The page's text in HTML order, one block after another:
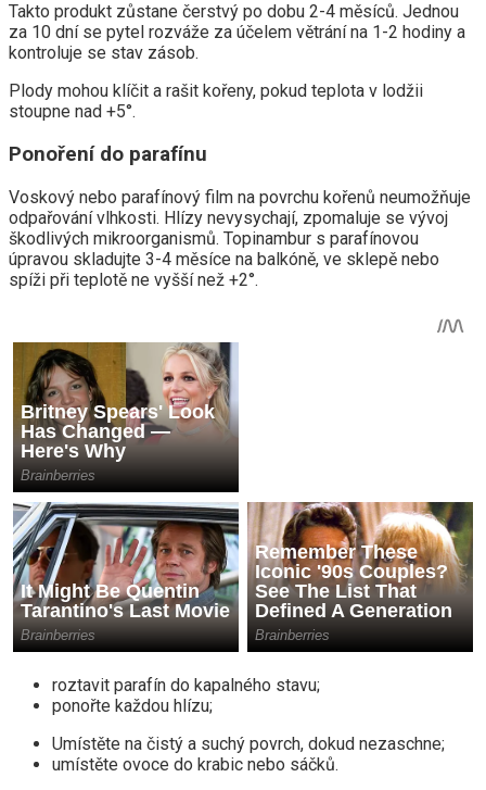
Takto produkt zůstane čerstvý po dobu 2-4 měsíců. Jednou
za 10 dní se pytel rozváže za účelem větrání na 1-2 hodiny a
kontroluje se stav zásob.
Plody mohou klíčit a rašit kořeny, pokud teplota v lodžii
stoupne nad +5°.
Ponoření do parafínu
Voskový nebo parafínový film na povrchu kořenů neumožňuje
odpařování vlhkosti. Hlízy nevysychají, zpomaluje se vývoj
škodlivých mikroorganismů. Topinambur s parafínovou
úpravou skladujte 3-4 měsíce na balkóně, ve sklepě nebo
spíži při teplotě ne vyšší než +2°.
roztavit parafín do kapalného stavu;
ponořte každou hlízu;
Umístěte na čistý a suchý povrch, dokud nezaschne;
umístěte ovoce do krabic nebo sáčků.